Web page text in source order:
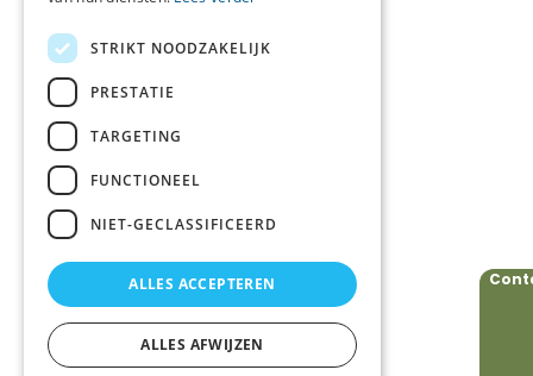
Privacyverklaring
melden
Cookieverklaring
Disclaimer
STRIKT NOODZAKELIJK
PRESTATIE
TARGETING
FUNCTIONEEL
NIET-GECLASSIFICEERD
ALLES ACCEPTEREN
ALLES AFWIJZEN